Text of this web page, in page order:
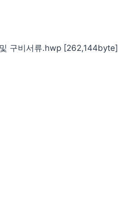
구비서류.hwp [262,144byte]